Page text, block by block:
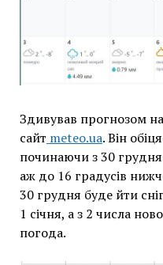
Здивував прогнозом на
сайт meteo.ua. Він
починаючи з 30
аж до 16 градусів
30 грудня буде йти
1 січня, а з 2 числа
погода.